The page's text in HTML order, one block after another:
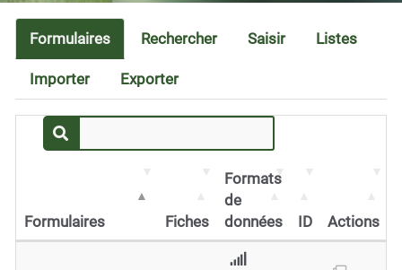
Formulaires Rechercher Saisir Listes
Importer Exporter
Formulaires Fiches
Formats
de
données
ID Actions